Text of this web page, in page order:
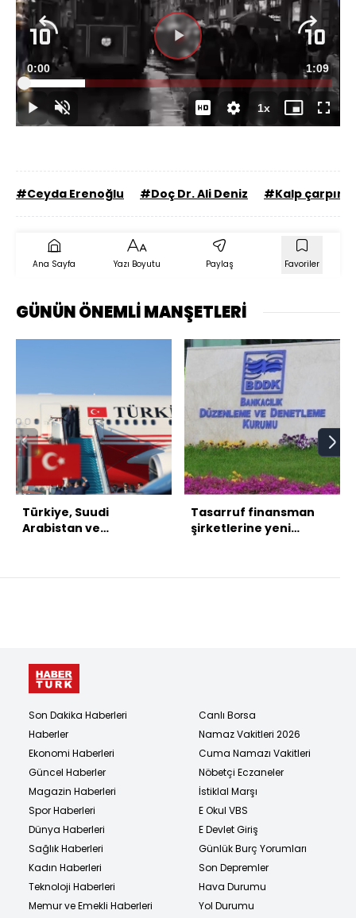
DuraklatSesi
Aç
Süre
0:00 Toplam
Süre
1:09
Yüklendi:
1xOynatma
Hızı
Mini
oynatıcı
Tam
Ekran
#Ceyda Erenoğlu #Doç Dr. Ali Deniz #Kalp
Ana Sayfa Yazı Boyutu Paylaş Favoriler
GÜNÜN ÖNEMLİ MANŞETLERİ
Türkiye, Suudi
Arabistan ve
Tasarruf finansman
şirketlerine yeni
Son Dakika Haberleri
Haberler
Ekonomi Haberleri
Güncel Haberler
Magazin Haberleri
Spor Haberleri
Dünya Haberleri
Sağlık Haberleri
Kadın Haberleri
Teknoloji Haberleri
Memur ve Emekli Haberleri
Canlı Borsa
Namaz Vakitleri 2026
Cuma Namazı Vakitleri
Nöbetçi Eczaneler
İstiklal Marşı
E Okul VBS
E Devlet Giriş
Günlük Burç Yorumları
Son Depremler
Hava Durumu
Yol Durumu